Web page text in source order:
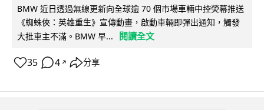
BMW 近日透過無線更新向全球逾 70 個市場車輛中控熒幕推送
《蜘蛛俠：英雄重生》宣傳動畫，啟動車輛即彈出通知，觸發
大批車主不滿。BMW 早...
閱讀全文
35 4 ↗ 分享